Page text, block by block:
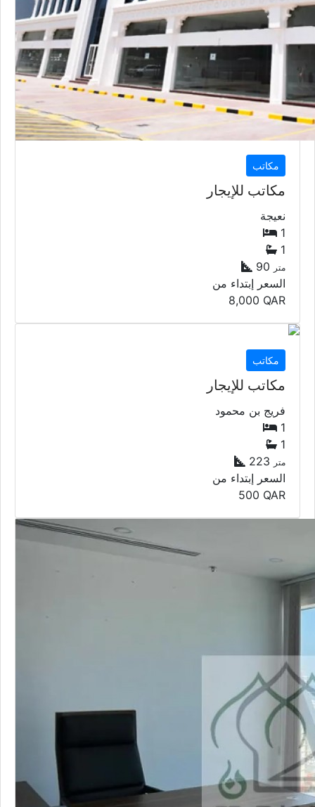
مكاتب
مكاتب للإيجار
نعيجة
1
1
90
متر
السعر إبتداء من
8,000 QAR
مكاتب
مكاتب للإيجار
فريج بن محمود
1
1
223
متر
السعر إبتداء من
500 QAR